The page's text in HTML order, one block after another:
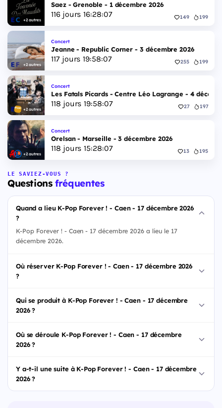
+2 autres
Saez - Grenoble - 1 décembre 2026
116jours 16:28:06 149 199
+2 autres
Concert
Jeanne - Republic Corner - 3 décembre 2026
117jours 19:58:06 255 199
+2 autres
Concert
Les Fatals Picards - Centre Léo Lagrange - 4
118 jours 19:58:06 27 197
+2 autres
Concert
Orelsan - Marseille - 3 décembre 2026
118 jours 15:28:06 13 195
LE SAVIEZ-VOUS ?
Questionsfréquentes
Quand a lieu K-Pop Forever ! - Caen - 17 décembre 2026
?
K-Pop Forever ! - Caen - 17 décembre 2026 a lieu le 17
décembre 2026.
Où réserver K-Pop Forever ! - Caen - 17 décembre 2026
?
Qui se produit à K-Pop Forever ! - Caen - 17 décembre
2026 ?
Où se déroule K-Pop Forever ! - Caen - 17 décembre
2026 ?
Y a-t-il une suite à K-Pop Forever ! - Caen - 17 décembre
2026 ?